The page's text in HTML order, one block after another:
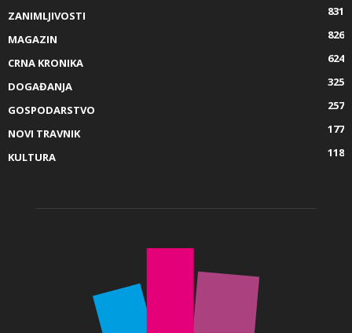
ZANIMLJIVOSTI
831
MAGAZIN
826
CRNA KRONIKA
624
DOGAĐANJA
325
GOSPODARSTVO
257
NOVI TRAVNIK
177
KULTURA
118